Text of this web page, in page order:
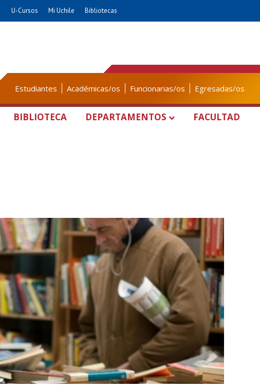
U-Cursos Mi Uchile Bibliotecas
Estudiantes Académicas/os Funcionarias/os Egresadas/os
BIBLIOTECA DEPARTAMENTOS FACULTAD